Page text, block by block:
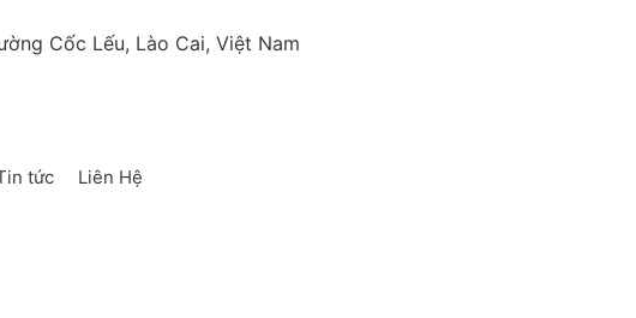
Cốc Lếu, Lào Cai, Việt Nam
tức Liên Hệ